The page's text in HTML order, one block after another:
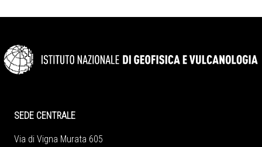
SEDE CENTRALE
Via di Vigna Murata 605